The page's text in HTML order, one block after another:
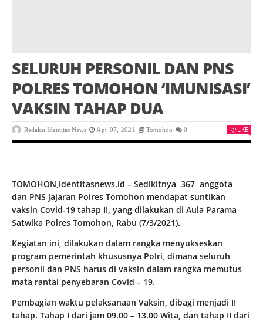
SELURUH PERSONIL DAN PNS
POLRES TOMOHON ‘IMUNISASI’
VAKSIN TAHAP DUA
Redaksi Identitas News Apr 07, 2021 Tomohon 0 LIKE
TOMOHON,identitasnews.id – Sedikitnya 367 anggota
dan PNS jajaran Polres Tomohon mendapat suntikan
vaksin Covid-19 tahap II, yang dilakukan di Aula Parama
Satwika Polres Tomohon, Rabu (7/3/2021).
Kegiatan ini, dilakukan dalam rangka menyukseskan
program pemerintah khususnya Polri, dimana seluruh
personil dan PNS harus di vaksin dalam rangka memutus
mata rantai penyebaran Covid – 19.
Pembagian waktu pelaksanaan Vaksin, dibagi menjadi II
tahap. Tahap I dari jam 09.00 – 13.00 Wita, dan tahap II dari